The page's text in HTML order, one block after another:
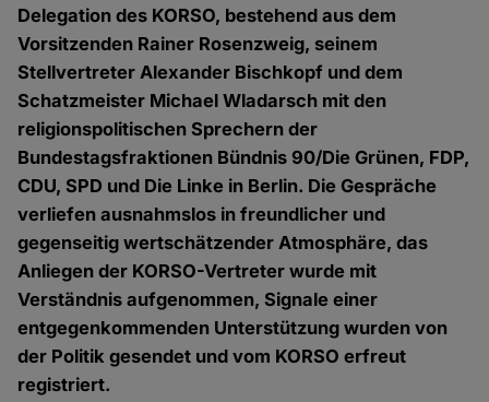
Delegation des KORSO, bestehend aus dem
Vorsitzenden Rainer Rosenzweig, seinem
Stellvertreter Alexander Bischkopf und dem
Schatzmeister Michael Wladarsch mit den
religionspolitischen Sprechern der
Bundestagsfraktionen Bündnis 90/Die Grünen, FDP,
CDU, SPD und Die Linke in Berlin. Die Gespräche
verliefen ausnahmslos in freundlicher und
gegenseitig wertschätzender Atmosphäre, das
Anliegen der KORSO-Vertreter wurde mit
Verständnis aufgenommen, Signale einer
entgegenkommenden Unterstützung wurden von
der Politik gesendet und vom KORSO erfreut
registriert.